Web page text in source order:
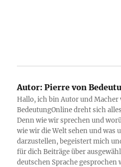
Autor: Pierre von
Hallo, ich bin Autor und Macher
BedeutungOnline dreht sich
Denn wie wir sprechen und
wie wir die Welt sehen und was
darzustellen, begeistert mich
für dich Beiträge über
deutschen Sprache gesprochen